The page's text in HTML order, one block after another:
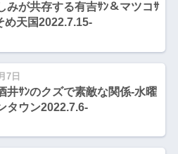
みが共存する有吉ｻﾝ＆マツコｻ
め天国2022.7.15-
7日
井ｻﾝのクズで素敵な関係-水曜
タウン2022.7.6-